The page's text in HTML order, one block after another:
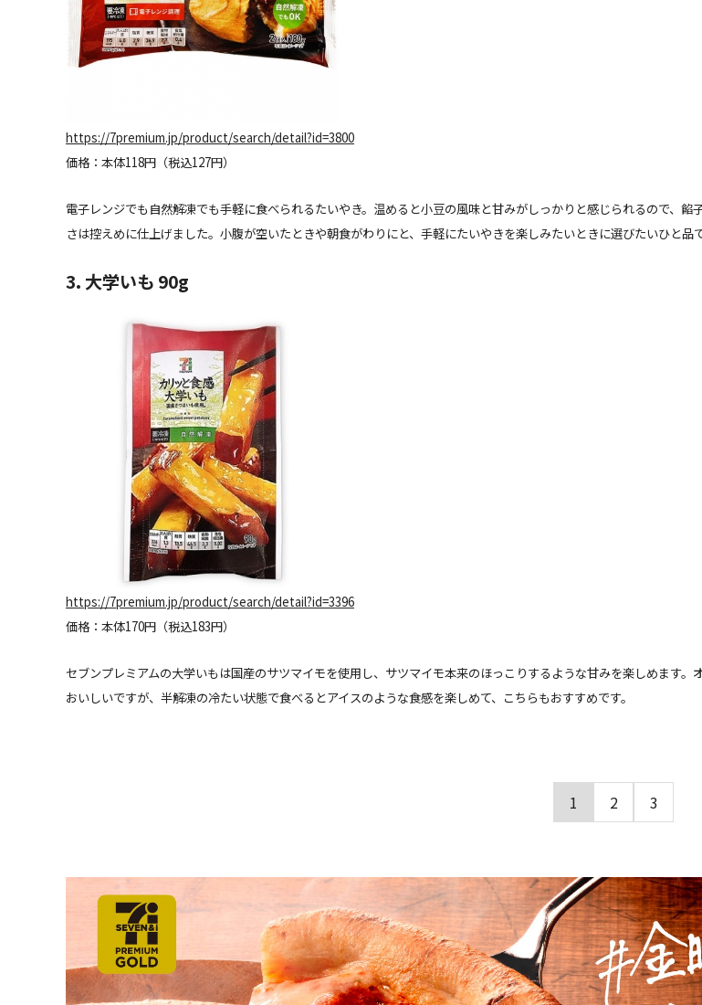
https://7premium.jp/product/search/detail?id=3800
価格：本体118円（税込127円）
電子レンジでも自然解凍でも手軽に食べられるたいやき。温めると小豆の風味と甘みがしっかりと感じられるので、
さは控えめに仕上げました。小腹が空いたときや朝食がわりにと、手軽にたいやきを楽しみたいときに選びたいひと品で
3. 大学いも 90g
https://7premium.jp/product/search/detail?id=3396
価格：本体170円（税込183円）
セブンプレミアムの大学いもは国産のサツマイモを使用し、サツマイモ本来のほっこりするような甘みを楽しめます
おいしいですが、半解凍の冷たい状態で食べるとアイスのような食感を楽しめて、こちらもおすすめです。
1 2 3